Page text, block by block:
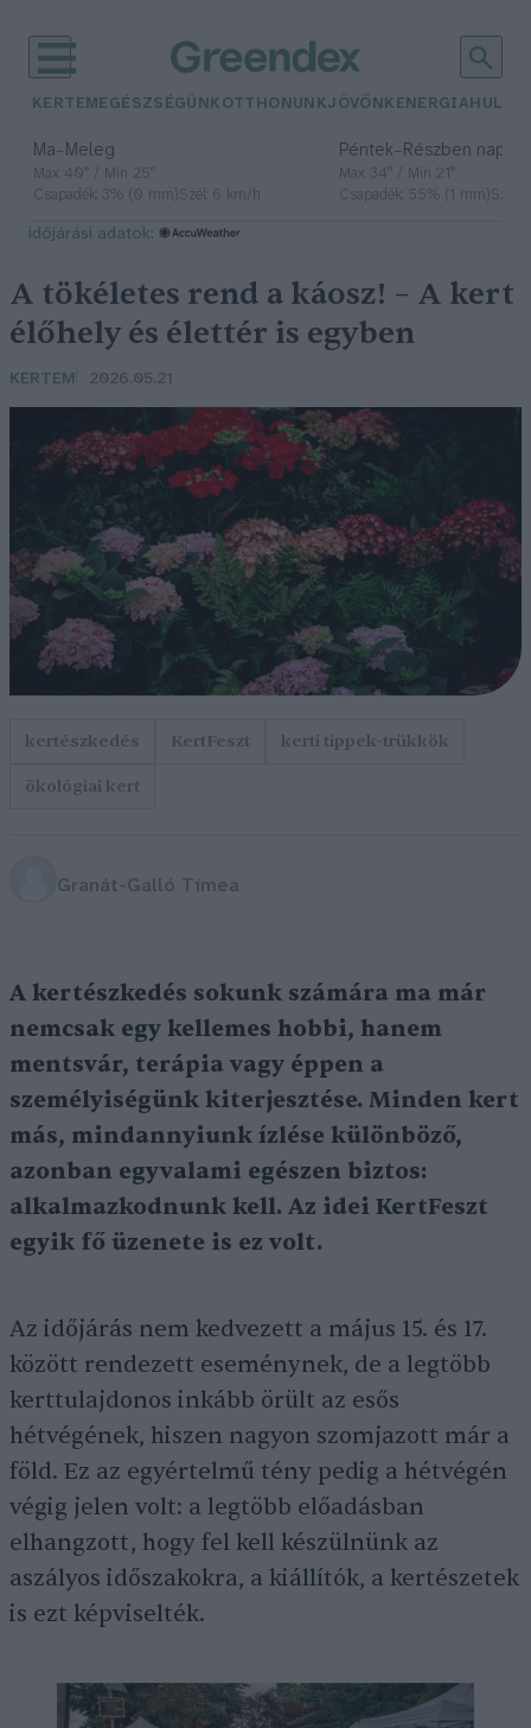
KERTEM EGÉSZSÉGÜNK OTTHONUNKJÖVŐNK ENERGIA
Ma– Meleg
Max 40° / Min 25°
Csapadék: 3% (0 mm)Szél: 6 km/h
Péntek– Részben
Max 34° / Min 21°
Csapadék: 55% (1 mm)Szél:
időjárási adatok:
A tökéletes rend a káosz! – A kert
élőhely és élettér is egyben
KERTEM 2026.05.21
kertészkedés KertFeszt
kerti tippek-trükkök
ökológiai kert
Granát-Galló Tímea
A kertészkedés sokunk számára ma már
nemcsak egy kellemes hobbi, hanem
mentsvár, terápia vagy éppen a
személyiségünk kiterjesztése. Minden kert
más, mindannyiunk ízlése különböző,
azonban egyvalami egészen biztos:
alkalmazkodnunk kell. Az idei KertFeszt
egyik fő üzenete is ez volt.
Az időjárás nem kedvezett a május 15. és 17.
között rendezett eseménynek, de a legtöbb
kerttulajdonos inkább örült az esős
hétvégének, hiszen nagyon szomjazott már a
föld. Ez az egyértelmű tény pedig a hétvégén
végig jelen volt: a legtöbb előadásban
elhangzott, hogy fel kell készülnünk az
aszályos időszakokra, a kiállítók, a kertészetek
is ezt képviselték.